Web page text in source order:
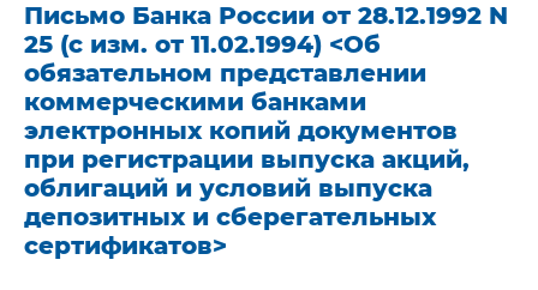
Письмо Банка России от 28.12.1992 N
25 (с изм. от 11.02.1994) <Об
обязательном представлении
коммерческими банками
электронных копий документов
при регистрации выпуска акций,
облигаций и условий выпуска
депозитных и сберегательных
сертификатов>